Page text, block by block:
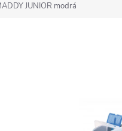
JUNIOR modrá